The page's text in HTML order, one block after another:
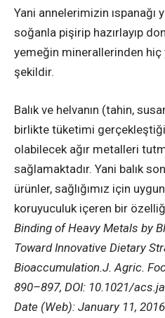
Yani annelerimizin ıspanağı
soğanla pişirip hazırlayıp
yemeğin minerallerinden hiç
şekildir.
Balık ve helvanın (tahin,
birlikte tüketimi
olabilecek ağır metalleri
sağlamaktadır. Yani balık
ürünler, sağlığımız için
koruyuculuk içeren bir
Binding of Heavy Metals by
Toward Innovative Dietary
Bioaccumulation.J. Agric.
890–897, DOI: 10.1021/
Date (Web): January 11,